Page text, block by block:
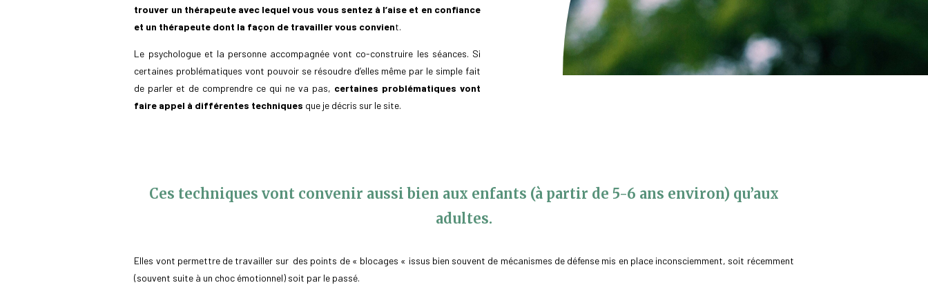
trouver un thérapeute avec lequel vous vous sentez à l’aise et en confiance
et un thérapeute dont la façon de travailler vous convient.
Le psychologue et la personne accompagnée vont co-construire les séances. Si
certaines problématiques vont pouvoir se résoudre d’elles même par le simple fait
de parler et de comprendre ce qui ne va pas, certaines problématiques vont
faire appel à différentes techniques que je décris sur le site.
Ces techniques vont convenir aussi bien aux enfants (à partir de 5-6 ans environ) qu’aux
adultes.
Elles vont permettre de travailler sur des points de « blocages « issus bien souvent de mécanismes de défense mis en place inconsciemment, soit récemment
(souvent suite à un choc émotionnel) soit par le passé.